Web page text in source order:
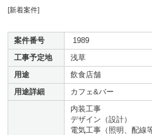
[新着案件]
案件番号
1989
工事予定地
浅草
用途
飲食店舗
用途詳細
カフェ&バー
内装工事
デザイン（設計）
電気工事（照明、配線等